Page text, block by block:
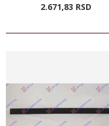
2.671,83 RSD